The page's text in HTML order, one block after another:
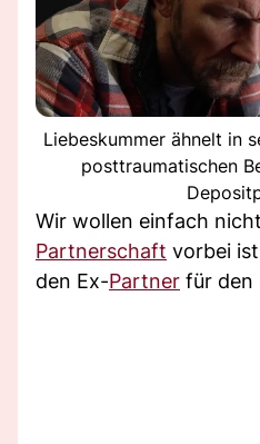
Liebeskummer ähnelt in
posttraumatischen
Wir wollen einfach
Partnerschaft vorbei
den Ex-Partner für den